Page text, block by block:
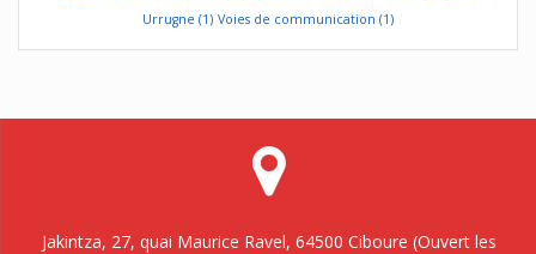
Urrugne (1) Voies de communication (1)
Jakintza, 27, quai Maurice Ravel, 64500 Ciboure (Ouvert les